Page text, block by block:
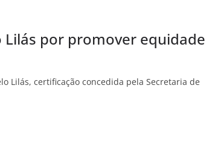
Lilás por promover equidade
Lilás, certificação concedida pela Secretaria de